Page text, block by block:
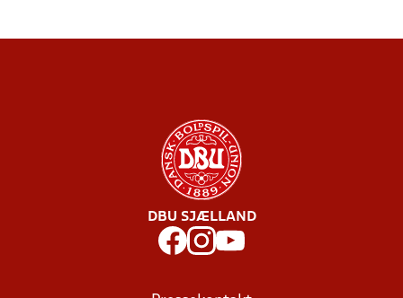
DBU SJÆLLAND